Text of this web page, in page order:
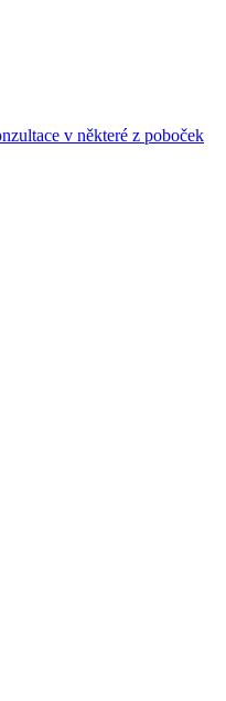
v některé z poboček